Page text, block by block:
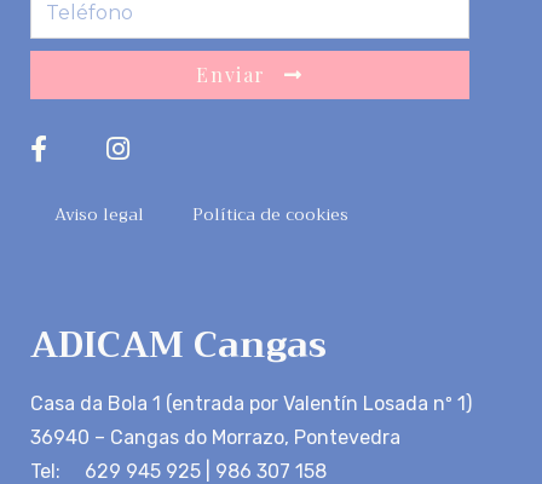
Enviar
Aviso legal Política de cookies
ADICAM Cangas
Casa da Bola 1 (entrada por Valentín Losada nº 1)
36940 – Cangas do Morrazo, Pontevedra
Tel: 629 945 925 | 986 307 158